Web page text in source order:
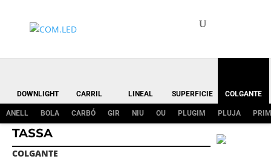
DOWNLIGHT CARRIL LINEAL SUPERFICIE COLGANTE
ANELL BOLA CARBÓ GIR NIU OU PLUGIM PLUJA
TASSA
COLGANTE